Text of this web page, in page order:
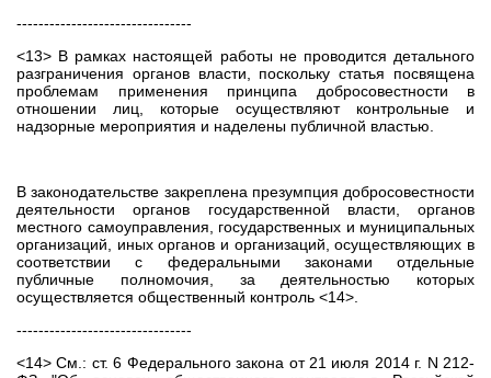
--------------------------------
<13> В рамках настоящей работы не проводится детального
разграничения органов власти, поскольку статья посвящена
проблемам применения принципа добросовестности в
отношении лиц, которые осуществляют контрольные и
надзорные мероприятия и наделены публичной властью.
В законодательстве закреплена презумпция добросовестности
деятельности органов государственной власти, органов
местного самоуправления, государственных и муниципальных
организаций, иных органов и организаций, осуществляющих в
соответствии с федеральными законами отдельные
публичные полномочия, за деятельностью которых
осуществляется общественный контроль <14>.
--------------------------------
<14> См.: ст. 6 Федерального закона от 21 июля 2014 г. N 212-